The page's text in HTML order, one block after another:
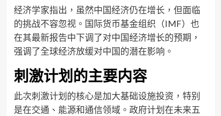
经济学家指出，虽然中国经济仍在增长，但面临
的挑战不容忽视。国际货币基金组织（IMF）也
在其最新报告中下调了对中国经济增长的预期，
强调了全球经济放缓对中国的潜在影响。
刺激计划的主要内容
此次刺激计划的核心是加大基础设施投资，特别
是在交通、能源和通信领域。政府计划在未来五